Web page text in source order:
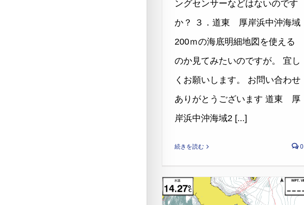
ングセンサーなどはないのです
か？ ３．道東 厚岸浜中沖海域
200ｍの海底明細地図を使える
のか見てみたいのですが。 宜し
くお願いします。 お問い合わせ
ありがとうございます 道東 厚
岸浜中沖海域2 [...]
続きを読む 0